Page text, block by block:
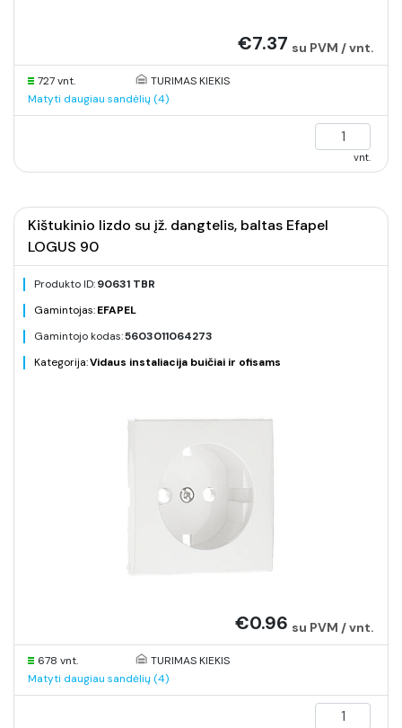
€7.37 su PVM / vnt.
727 vnt.
TURIMAS KIEKIS
Matyti daugiau sandėlių (4)
vnt.
Kištukinio lizdo su įž. dangtelis, baltas Efapel
LOGUS 90
Produkto ID:90631 TBR
Gamintojas:EFAPEL
Gamintojo kodas:5603011064273
Kategorija:Vidaus instaliacija buičiai ir ofisams
€0.96 su PVM / vnt.
678 vnt.
TURIMAS KIEKIS
Matyti daugiau sandėlių (4)